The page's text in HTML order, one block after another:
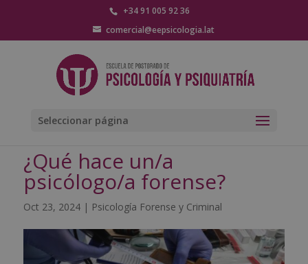
+34 91 005 92 36
comercial@eepsicologia.lat
Seleccionar página
¿Qué hace un/a
psicólogo/a forense?
Oct 23, 2024| Psicología Forense y Criminal